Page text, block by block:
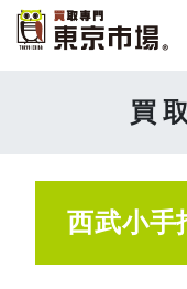
買
西武小手